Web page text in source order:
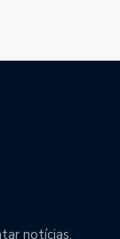
notícias,